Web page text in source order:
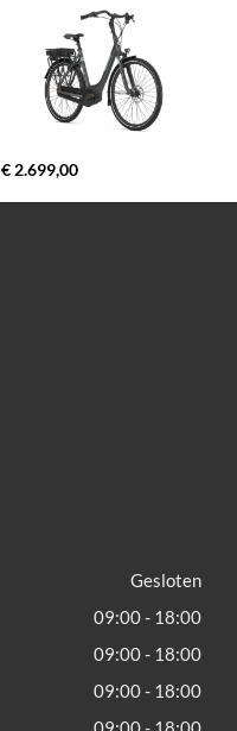
€ 2.699,00
Gesloten
09:00 - 18:00
09:00 - 18:00
09:00 - 18:00